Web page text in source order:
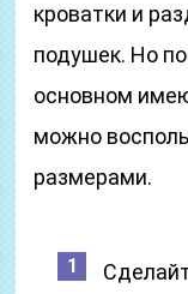
кроватки и
подушек. Но
основном
можно
размерами.